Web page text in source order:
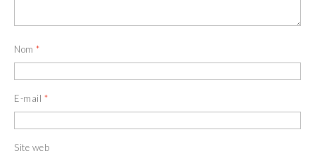
Nom *
E-mail *
Site web